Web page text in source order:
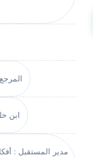
ابن
مدير المستقبل :